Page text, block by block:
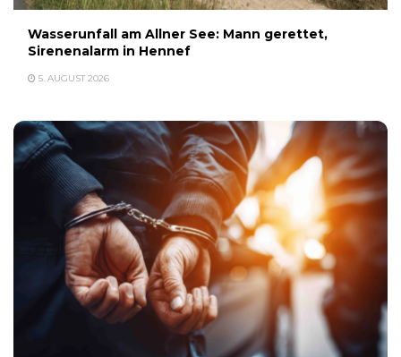
Wasserunfall am Allner See: Mann gerettet,
Sirenenalarm in Hennef
5. AUGUST 2026